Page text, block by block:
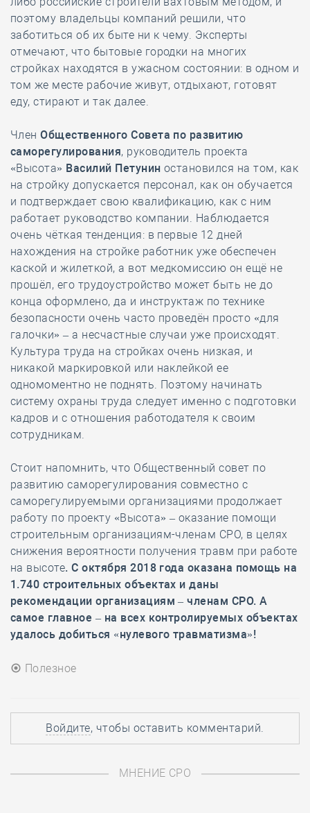
поэтому владельцы компаний решили, что
заботиться об их быте ни к чему. Эксперты
отмечают, что бытовые городки на многих
стройках находятся в ужасном состоянии: в одном и
том же месте рабочие живут, отдыхают, готовят
еду, стирают и так далее.
ЧленОбщественного Совета по развитию
саморегулирования, руководитель проекта
«Высота» Василий Петунин остановился на том, как
на стройку допускается персонал, как он обучается
и подтверждает свою квалификацию, как с ним
работает руководство компании. Наблюдается
очень чёткая тенденция: в первые 12 дней
нахождения на стройке работник уже обеспечен
каской и жилеткой, а вот медкомиссию он ещё не
прошёл, его трудоустройство может быть не до
конца оформлено, да и инструктаж по технике
безопасности очень часто проведён просто «для
галочки» – а несчастные случаи уже происходят.
Культура труда на стройках очень низкая, и
никакой маркировкой или наклейкой ее
одномоментно не поднять. Поэтому начинать
систему охраны труда следует именно с подготовки
кадров и с отношения работодателя к своим
сотрудникам.
Стоит напомнить, что Общественный совет по
развитию саморегулирования совместно с
саморегулируемыми организациями продолжает
работу по проекту «Высота» – оказание помощи
строительным организациям-членам СРО, в целях
снижения вероятности получения травм при работе
на высоте. С октября 2018 года оказана помощь на
1.740 строительных объектах и даны
рекомендации организациям– членам СРО. А
самое главное – на всех контролируемых объектах
удалось добиться «нулевого травматизма»!
Полезное
Войдите, чтобы оставить комментарий.
МНЕНИЕ СРО